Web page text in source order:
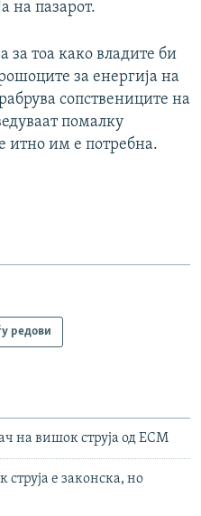
на пазарот.
за тоа како владите би
за енергија на
сопствениците на
помалку
итно им е потребна.
редови
на вишок струја од ЕСМ
е законска, но